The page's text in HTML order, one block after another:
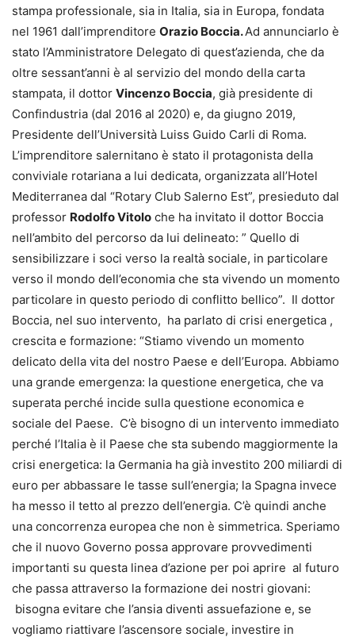
stampa professionale, sia in Italia, sia in Europa, fondata
nel 1961 dall’imprenditore Orazio Boccia.Ad annunciarlo è
stato l’Amministratore Delegato di quest’azienda, che da
oltre sessant’anni è al servizio del mondo della carta
stampata, il dottor Vincenzo Boccia, già presidente di
Confindustria (dal 2016 al 2020) e, da giugno 2019,
Presidente dell’Università Luiss Guido Carli di Roma.
L’imprenditore salernitano è stato il protagonista della
conviviale rotariana a lui dedicata, organizzata all’Hotel
Mediterranea dal “Rotary Club Salerno Est”, presieduto dal
professor Rodolfo Vitolo che ha invitato il dottor Boccia
nell’ambito del percorso da lui delineato: ” Quello di
sensibilizzare i soci verso la realtà sociale, in particolare
verso il mondo dell’economia che sta vivendo un momento
particolare in questo periodo di conflitto bellico”. Il dottor
Boccia, nel suo intervento, ha parlato di crisi energetica ,
crescita e formazione: “Stiamo vivendo un momento
delicato della vita del nostro Paese e dell’Europa. Abbiamo
una grande emergenza: la questione energetica, che va
superata perché incide sulla questione economica e
sociale del Paese. C’è bisogno di un intervento immediato
perché l’Italia è il Paese che sta subendo maggiormente la
crisi energetica: la Germania ha già investito 200 miliardi di
euro per abbassare le tasse sull’energia; la Spagna invece
ha messo il tetto al prezzo dell’energia. C’è quindi anche
una concorrenza europea che non è simmetrica. Speriamo
che il nuovo Governo possa approvare provvedimenti
importanti su questa linea d’azione per poi aprire al futuro
che passa attraverso la formazione dei nostri giovani:
bisogna evitare che l’ansia diventi assuefazione e, se
vogliamo riattivare l’ascensore sociale, investire in